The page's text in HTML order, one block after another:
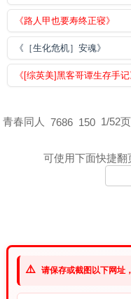
《路人甲也要寿终正寝》
《［生化危机］安魂》
《[综英美]黑客哥谭生存手记
青春同人 7686 150 1/52页
可使用下面快捷翻
⚠️ 请保存或截图以下网址